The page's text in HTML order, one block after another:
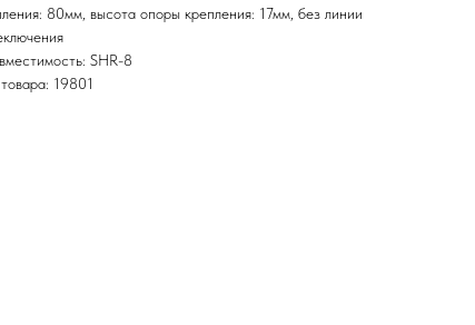
80мм, высота опоры крепления: 17мм, без линии
SHR-8
19801